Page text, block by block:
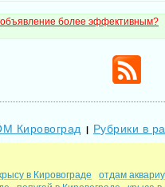
объявление более эффективным?
Кировоград | Рубрики в
в Кировограде
отдам